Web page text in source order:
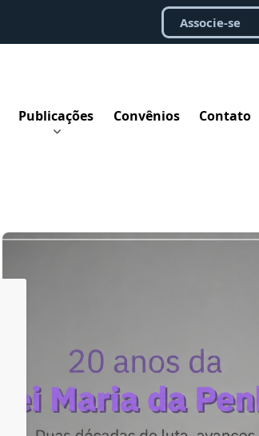
Associe-se
Publicações Convênios Contato